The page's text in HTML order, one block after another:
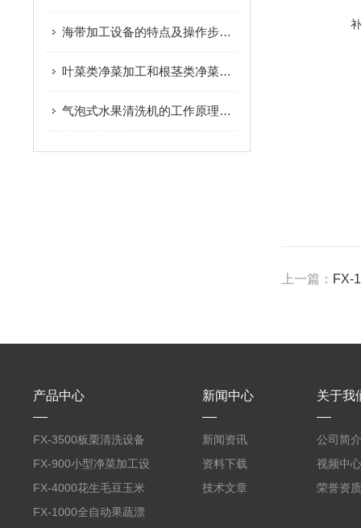
海带加工设备的特点及操作步骤介绍
叶菜类净菜加工和根茎类净菜加工这个两种模式的区别是什么？
气泡式水果清洗机的工作原理及操作中要求介绍
上一篇： FX-
产品中心
FX-3500板栗清洗设备
全自动气泡清洗机
FX-900小型净菜加工设
备野菜清洗机
FX-4000花生毛豆玉米
蒸煮漂烫机
FX-1000全自动果蔬漂
新闻中心
新闻资讯
资料下载
技术文章
关于我
公司简介
视频中心
荣誉资质